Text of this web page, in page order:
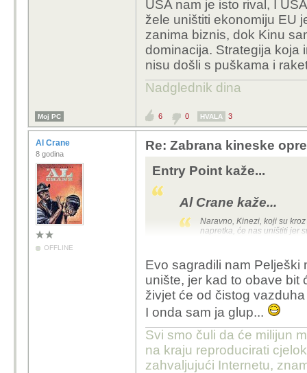
USA nam je isto rival, I
žele uništiti ekonomiju EU
zanima biznis, dok Kinu
dominacija. Strategija koja
nisu došli s puškama i
Nadglednik dina
Moj PC 6 0 HVALA 3
Al Crane
8 godina
OFFLINE
Re: Zabrana kineske
Entry Point kaže...
Al Crane kaže...
Naravno, Kinezi, koji su
napretka, će nas uništiti jer
Naravno da žele
ekonomiju kako bi ju
kojem komunističkom
neprijatelj, ništa
nema o geopolitici i
Evo sagradili nam Pelješki
unište, jer kad to obave bit
živjet će od čistog
I onda sam ja glup...
Svi smo čuli da će milijun
na kraju reproducirati
zahvaljujući Internetu,